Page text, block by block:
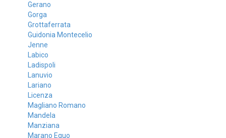
Gerano
Gorga
Grottaferrata
Guidonia Montecelio
Jenne
Labico
Ladispoli
Lanuvio
Lariano
Licenza
Magliano Romano
Mandela
Manziana
Marano Equo